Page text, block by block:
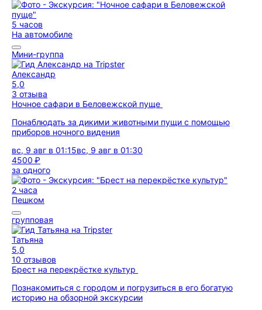
5 часов
На автомобиле
Мини-группа
Александр
5,0
3 отзыва
Ночное сафари в Беловежской пуще
Понаблюдать за дикими животными пущи с помощью
приборов ночного видения
вс, 9 авг в 01:15вс, 9 авг в 01:30
4500 ₽
за одного
2 часа
Пешком
групповая
Татьяна
5,0
10 отзывов
Брест на перекрёстке культур
Познакомиться с городом и погрузиться в его богатую
историю на обзорной экскурсии